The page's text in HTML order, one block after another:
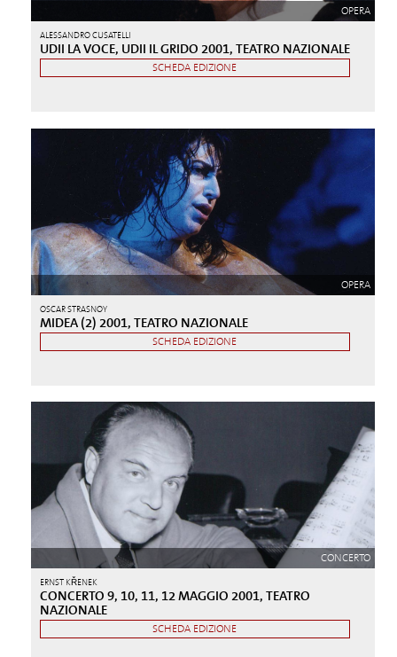
OPERA
ALESSANDRO CUSATELLI
UDII LA VOCE, UDII IL GRIDO 2001, TEATRO NAZIONALE
SCHEDA EDIZIONE
OPERA
OSCAR STRASNOY
MIDEA (2) 2001, TEATRO NAZIONALE
SCHEDA EDIZIONE
CONCERTO
ERNST KŘENEK
CONCERTO 9, 10, 11, 12 MAGGIO 2001, TEATRO
NAZIONALE
SCHEDA EDIZIONE